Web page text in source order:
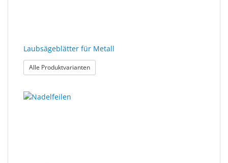
Laubsägeblätter für Metall
Alle Produktvarianten: Laubsägeblätter für Metall